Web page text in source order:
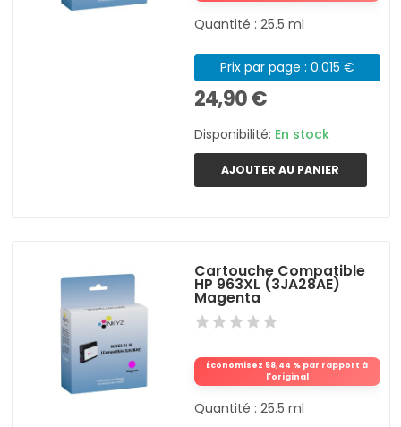
Quantité : 25.5 ml
Prix par page : 0.015 €
24,90 €
Disponibilité: En stock
AJOUTER AU PANIER
Cartouche Compatible
HP 963XL (3JA28AE)
Magenta
Économisez 58,44 % par rapport à
l'original
Quantité : 25.5 ml